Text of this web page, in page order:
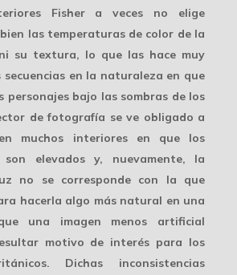
Fisher a veces no elige
las temperaturas de color de la
su textura, lo que las hace muy
secuencias en la naturaleza en que
personajes bajo las sombras de los
de fotografía se ve obligado a
muchos interiores en que los
elevados y, nuevamente, la
no se corresponde con la que
hacerla algo más natural en una
una imagen menos artificial
motivo de interés para los
Dichas inconsistencias